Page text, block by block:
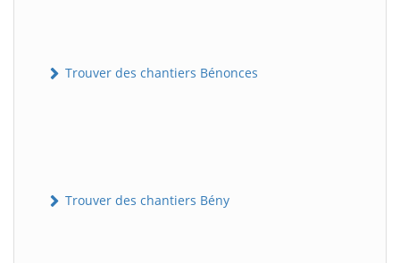
Trouver des chantiers Bénonces
Trouver des chantiers Bény